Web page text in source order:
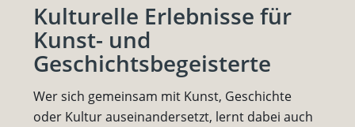
Kulturelle Erlebnisse für
Kunst- und
Geschichtsbegeisterte
Wer sich gemeinsam mit Kunst, Geschichte
oder Kultur auseinandersetzt, lernt dabei auch